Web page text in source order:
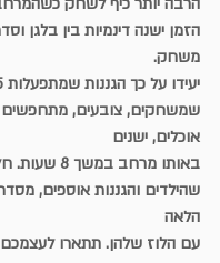
הזמן ישנה דינמיות בין בלגן
משחק.
שמשחקים, צובעים, מתחפשים
אוכלים, ישנים
באותו מרחב
שהילדים והגננות אוספים,
הלאה
עם הלוז שלהן. תתארו לעצמכם